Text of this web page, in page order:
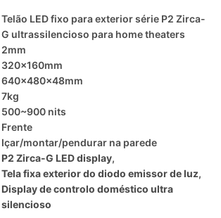
Telão LED fixo para exterior série P2 Zirca-
G ultrassilencioso para home theaters
2mm
320×160mm
640×480×48mm
7kg
500~900 nits
Frente
Içar/montar/pendurar na parede
P2 Zirca-G LED display,
Tela fixa exterior do diodo emissor de luz,
Display de controlo doméstico ultra
silencioso